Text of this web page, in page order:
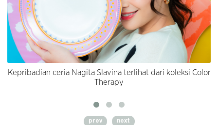
Kepribadian ceria Nagita Slavina terlihat dari koleksi Color
Therapy
prev next